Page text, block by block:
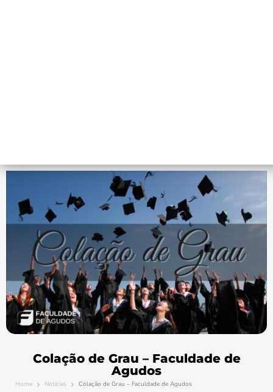
Colação de Grau – Faculdade de
Agudos
Home Notícias Colação de Grau – Faculdade de Agudos